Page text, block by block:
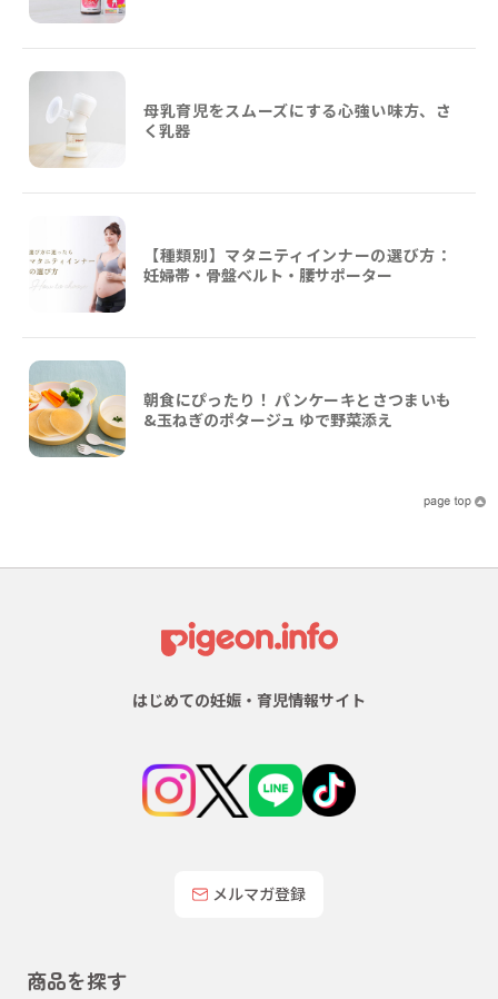
母乳育児をスムーズにする心強い味方、さ
く乳器
【種類別】マタニティインナーの選び方：
妊婦帯・骨盤ベルト・腰サポーター
朝食にぴったり！ パンケーキとさつまいも
&玉ねぎのポタージュ ゆで野菜添え
はじめての妊娠・育児情報サイト
メルマガ登録
商品を探す